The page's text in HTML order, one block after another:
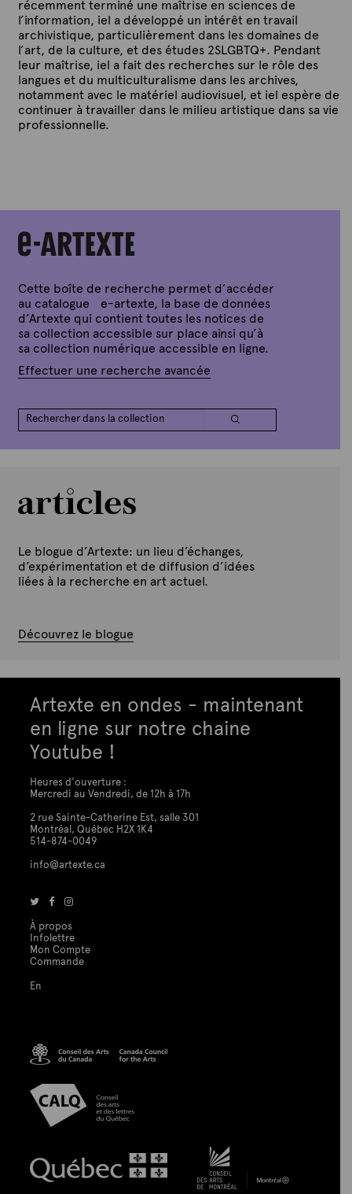
récemment terminé une maîtrise en sciences de
l’information, iel a développé un intérêt en travail
archivistique, particulièrement dans les domaines de
l’art, de la culture, et des études 2SLGBTQ+. Pendant
leur maîtrise, iel a fait des recherches sur le rôle des
langues et du multiculturalisme dans les archives,
notamment avec le matériel audiovisuel, et iel espère de
continuer à travailler dans le milieu artistique dans sa vie
professionnelle.
Cette boîte de recherche permet d’accéder
au catalogue e-artexte, la base de données
d’Artexte qui contient toutes les notices de
sa collection accessible sur place ainsi qu’à
sa collection numérique accessible en ligne.
Effectuer une recherche avancée
Le blogue d’Artexte: un lieu d’échanges,
d’expérimentation et de diffusion d’idées
liées à la recherche en art actuel.
Découvrez le blogue
Artexte en ondes - maintenant
en ligne sur notre chaine
Youtube !
Heures d'ouverture :
Mercredi au Vendredi, de 12h à 17h
2 rue Sainte-Catherine Est, salle 301
Montréal, Québec H2X 1K4
514-874-0049
info@artexte.ca
À propos
Infolettre
Mon Compte
Commande
En